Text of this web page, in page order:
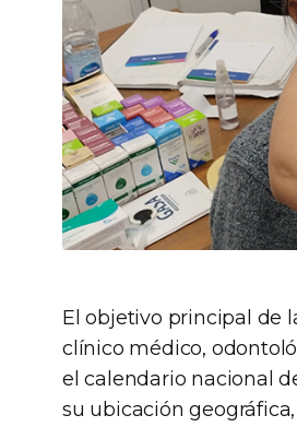
El objetivo principal de
clínico médico,
el calendario nacional
su ubicación